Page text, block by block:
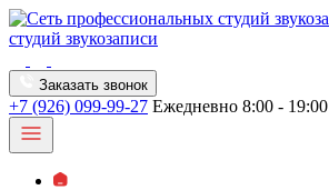
студий звукозаписи
Заказать звонок
+7 (926) 099-99-27 Ежедневно 8:00 - 19:00